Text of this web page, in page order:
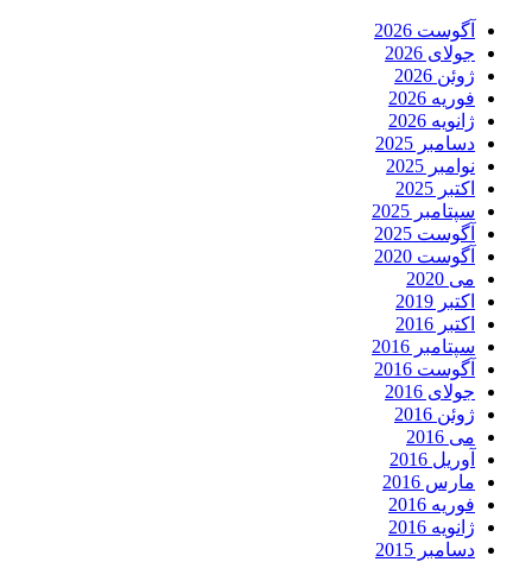
آگوست 2026
جولای 2026
ژوئن 2026
فوریه 2026
ژانویه 2026
دسامبر 2025
نوامبر 2025
اکتبر 2025
سپتامبر 2025
آگوست 2025
آگوست 2020
می 2020
اکتبر 2019
اکتبر 2016
سپتامبر 2016
آگوست 2016
جولای 2016
ژوئن 2016
می 2016
آوریل 2016
مارس 2016
فوریه 2016
ژانویه 2016
دسامبر 2015